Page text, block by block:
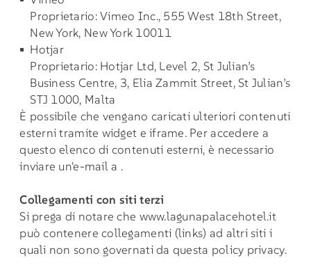
Proprietario: Vimeo Inc., 555 West 18th Street,
New York, New York 10011
Hotjar
Proprietario: Hotjar Ltd, Level 2, St Julian’s
Business Centre, 3, Elia Zammit Street, St Julian’s
STJ 1000, Malta
È possibile che vengano caricati ulteriori contenuti
esterni tramite widget e iframe. Per accedere a
questo elenco di contenuti esterni, è necessario
inviare un'e-mail a .
Collegamenti con siti terzi
Si prega di notare che www.lagunapalacehotel.it
può contenere collegamenti (links) ad altri siti i
quali non sono governati da questa policy privacy.